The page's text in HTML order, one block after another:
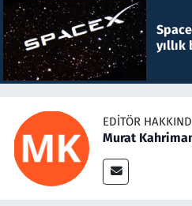
yıllık
EDITÖR
Murat